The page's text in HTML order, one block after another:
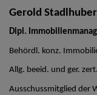
Gerold
Dipl.
Behördl. konz.
Allg. beeid. und ger.
Ausschussmitglied der